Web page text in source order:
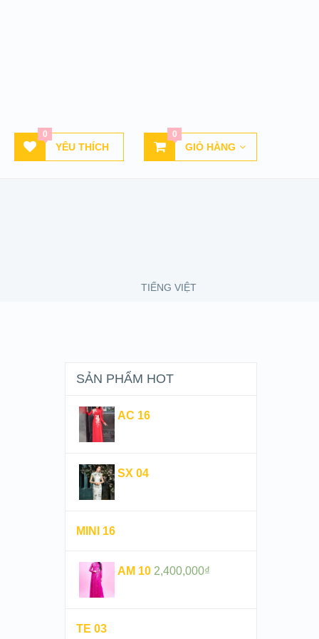
YÊU THÍCH
0
GIỎ HÀNG
0
TIẾNG VIỆT
SẢN PHẨM HOT
AC 16
SX 04
MINI 16
AM 10 2,400,000₫
TE 03